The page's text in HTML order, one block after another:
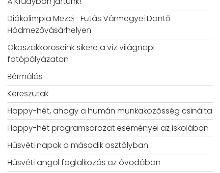
Diákolimpia Mezei- Futás Vármegyei Döntő
Hódmezővásárhelyen
Ökoszakköröseink sikere a víz világnapi
fotópályázaton
Bérmálás
Kereszutak
Happy-hét, ahogy a humán munkaközösség csinálta
Happy-hét programsorozat eseményei az iskolában
Húsvéti napok a második osztályban
Húsvéti angol foglalkozás az óvodában